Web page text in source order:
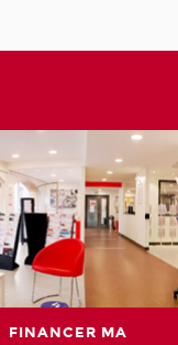
FINANCER MA